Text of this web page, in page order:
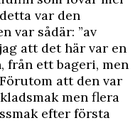
var den
var sådär: ”av
att det här var en
från ett bageri, men
att den var
men flera
efter första